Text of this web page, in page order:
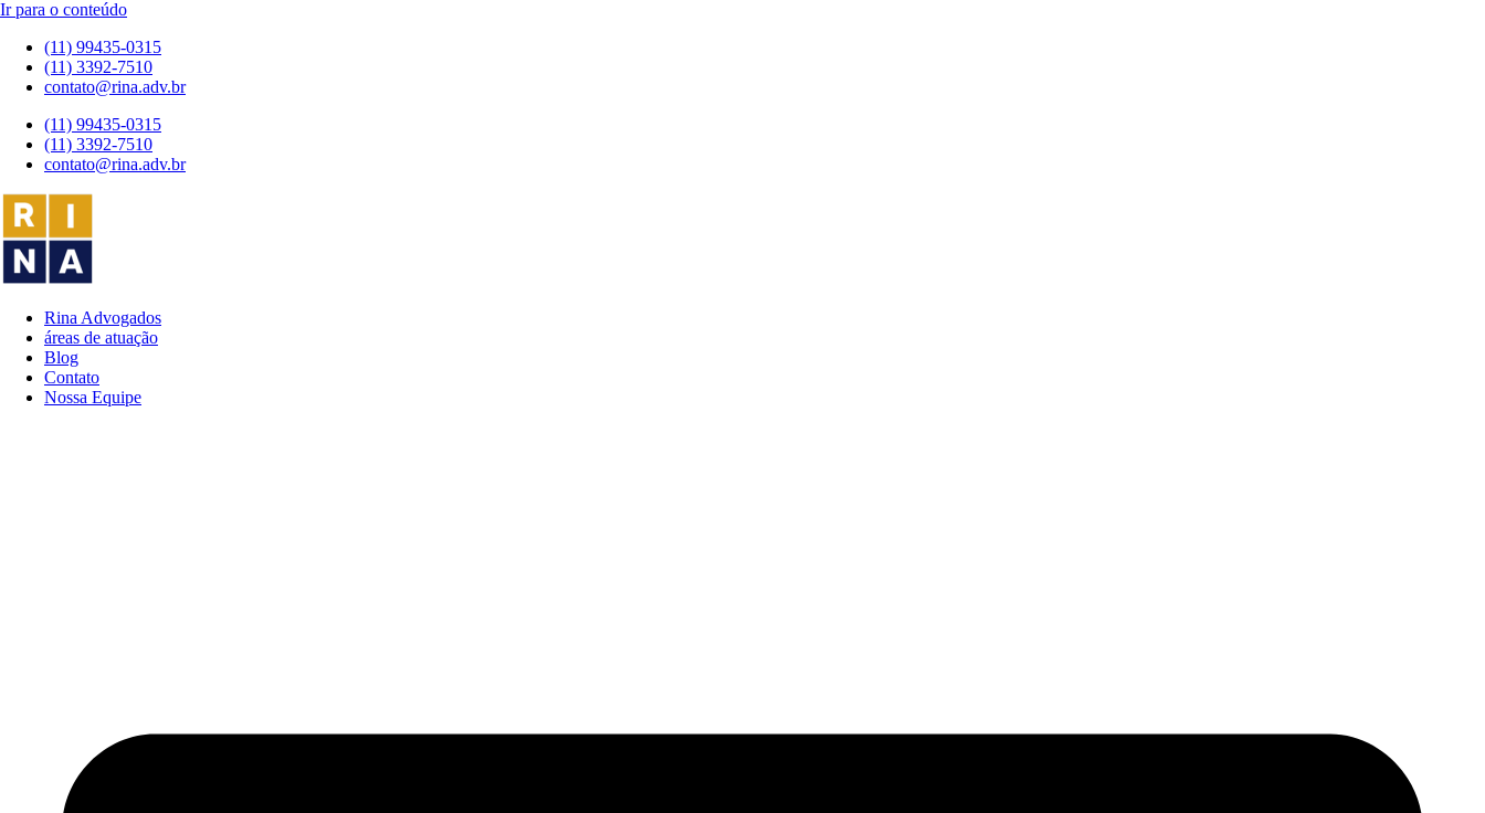
Ir para o conteúdo
(11) 99435-0315
(11) 3392-7510
contato@rina.adv.br
(11) 99435-0315
(11) 3392-7510
contato@rina.adv.br
Rina Advogados
áreas de atuação
Blog
Contato
Nossa Equipe